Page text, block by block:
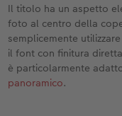
Il titolo ha un aspetto
foto al centro della
semplicemente
il font con finitura
è particolarmente
panoramico.